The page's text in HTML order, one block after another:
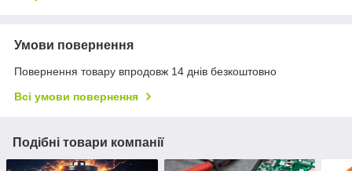
Умови повернення
Повернення товару впродовж 14 днів безкоштовно
Всі умови повернення
Подібні товари компанії